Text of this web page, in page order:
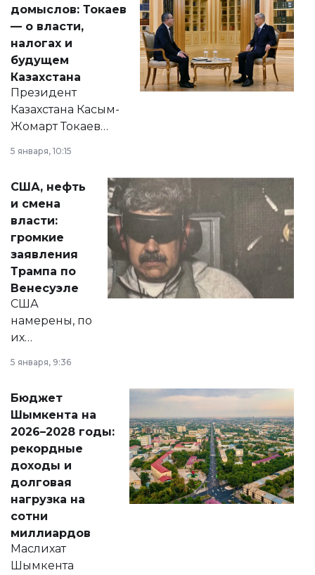
домыслов: Токаев
— о власти,
налогах и
будущем
Казахстана
Президент
Казахстана Касым-
Жомарт Токаев
сразу несколько
актуальных тем —
от слухов о
политических
реформах до
вопросов армии,
экономики и
личного здоровья.
5 января, 10:15
США, нефть
и смена
власти:
громкие
заявления
Трампа по
Венесуэле
США
намерены, по
их
принести
народу
Венесуэлы.
5 января, 9:36
Бюджет
Шымкента на
2026–2028 годы:
рекордные
доходы и
долговая
нагрузка на
сотни
миллиардов
Маслихат
Шымкента